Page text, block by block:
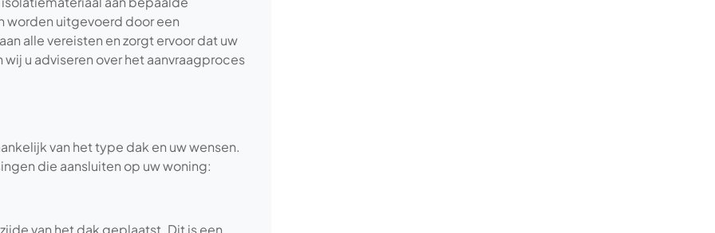
worden uitgevoerd door een
alle vereisten en zorgt ervoor dat uw
u adviseren over het aanvraagproces
van het type dak en uw wensen.
die aansluiten op uw woning: